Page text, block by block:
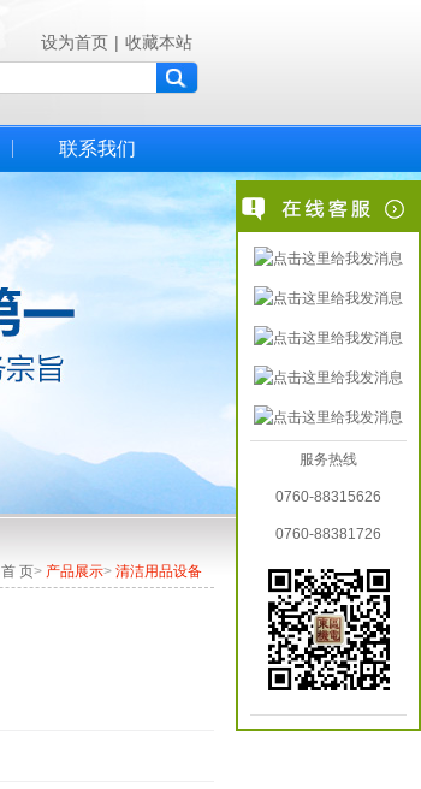
设为首页 | 收藏本站
联系我们
首 页> 产品展示> 清洁用品设备
服务热线
0760-88315626
0760-88381726